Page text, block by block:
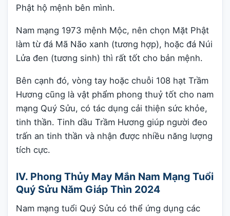
Phật hộ mệnh bên mình.
Nam mạng 1973 mệnh Mộc, nên chọn Mặt Phật
làm từ đá Mã Não xanh (tương hợp), hoặc đá Núi
Lửa đen (tương sinh) thì rất tốt cho bản mệnh.
Bên cạnh đó, vòng tay hoặc chuỗi 108 hạt Trầm
Hương cũng là vật phẩm phong thuỷ tốt cho nam
mạng Quý Sửu, có tác dụng cải thiện sức khỏe,
tinh thần. Tinh dầu Trầm Hương giúp người đeo
trấn an tinh thần và nhận được nhiều năng lượng
tích cực.
IV. Phong Thủy May Mắn Nam Mạng Tuổi
Quý Sửu Năm Giáp Thìn 2024
Nam mạng tuổi Quý Sửu có thể ứng dụng các